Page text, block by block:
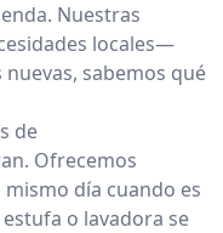
Nuestras
locales—
sabemos qué
de
Ofrecemos
día cuando es
o lavadora se